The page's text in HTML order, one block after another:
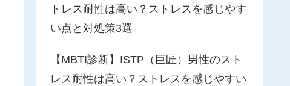
トレス耐性は高い？ストレスを感じやす
い点と対処策3選
【MBTI診断】ISTP（巨匠）男性のスト
レス耐性は高い？ストレスを感じやすい